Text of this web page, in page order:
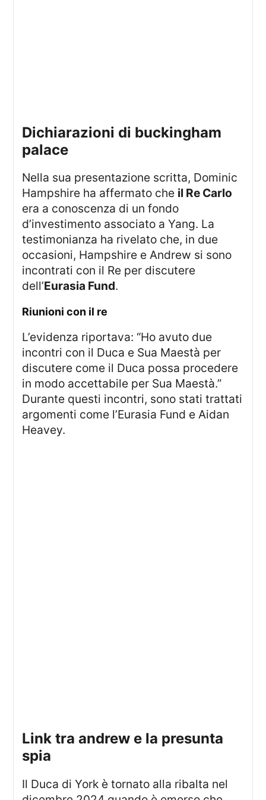
dichiarazioni di buckingham
palace
Nella sua presentazione scritta, Dominic
Hampshire ha affermato che il Re Carlo
era a conoscenza di un fondo
d’investimento associato a Yang. La
testimonianza ha rivelato che, in due
occasioni, Hampshire e Andrew si sono
incontrati con il Re per discutere
dell’Eurasia Fund.
riunioni con il re
L’evidenza riportava: “Ho avuto due
incontri con il Duca e Sua Maestà per
discutere come il Duca possa procedere
in modo accettabile per Sua Maestà.”
Durante questi incontri, sono stati trattati
argomenti come l’Eurasia Fund e Aidan
Heavey.
link tra andrew e la presunta
spia
Il Duca di York è tornato alla ribalta nel